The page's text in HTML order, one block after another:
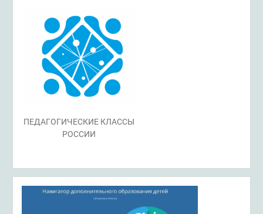
ПЕДАГОГИЧЕСКИЕ КЛАССЫ
РОССИИ